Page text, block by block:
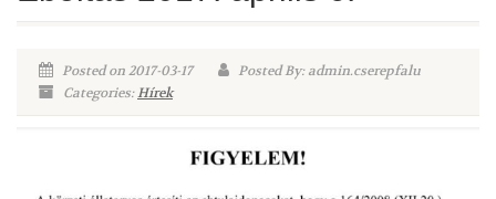
Posted on 2017-03-17
Posted By: admin.cserepfalu
Categories:Hírek